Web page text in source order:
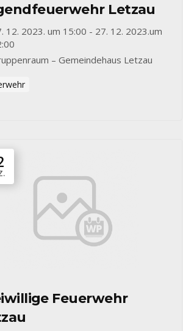
Letzau
12. 2023. um 15:00 - 27. 12. 2023.um
– Gemeindehaus Letzau
Feuerwehr